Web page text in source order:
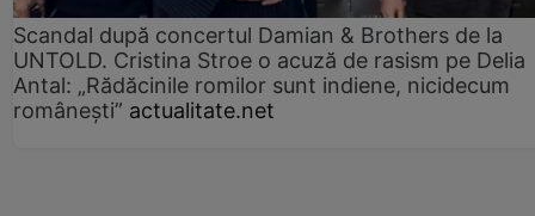
Scandal după concertul Damian & Brothers de la
UNTOLD. Cristina Stroe o acuză de rasism pe Delia
Antal: „Rădăcinile romilor sunt indiene, nicidecum
românești” actualitate.net